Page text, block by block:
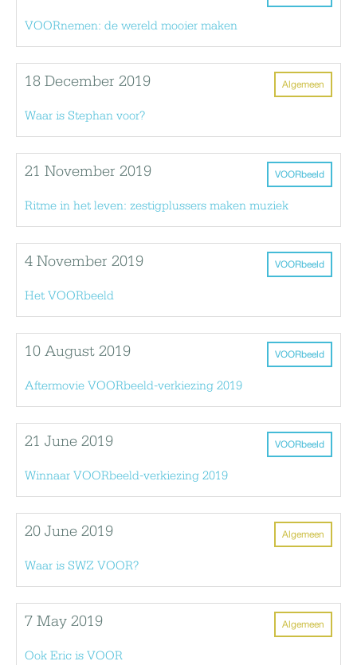
VOORnemen: de wereld mooier maken
Algemeen
18 December 2019
Waar is Stephan voor?
VOORbeeld
21 November 2019
Ritme in het leven: zestigplussers maken muziek
VOORbeeld
4 November 2019
Het VOORbeeld
VOORbeeld
10 August 2019
Aftermovie VOORbeeld-verkiezing 2019
VOORbeeld
21 June 2019
Winnaar VOORbeeld-verkiezing 2019
Algemeen
20 June 2019
Waar is SWZ VOOR?
Algemeen
7 May 2019
Ook Eric is VOOR